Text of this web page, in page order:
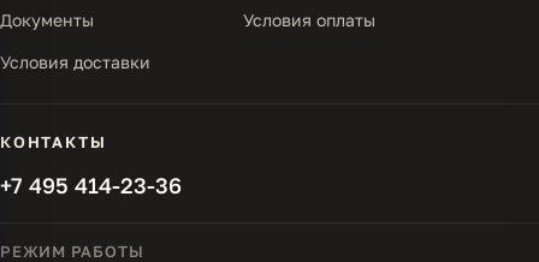
Документы Условия оплаты
Условия доставки
КОНТАКТЫ
+7 495 414-23-36
РЕЖИМ РАБОТЫ